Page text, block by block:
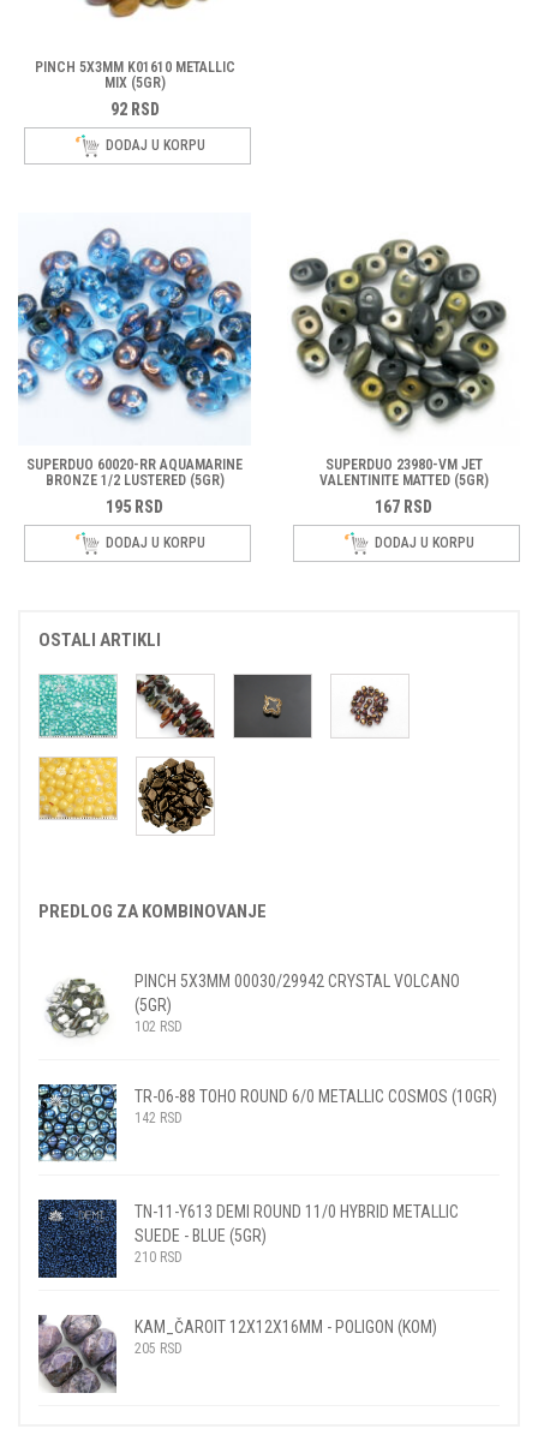
PINCH 5X3MM K01610 METALLIC
MIX (5GR)
92 RSD
DODAJ U KORPU
SUPERDUO 60020-RR AQUAMARINE
BRONZE 1/2 LUSTERED (5GR)
195 RSD
DODAJ U KORPU
SUPERDUO 23980-VM JET
VALENTINITE MATTED (5GR)
167 RSD
DODAJ U KORPU
OSTALI ARTIKLI
PREDLOG ZA KOMBINOVANJE
PINCH 5X3MM 00030/29942 CRYSTAL VOLCANO
(5GR)
102 RSD
TR-06-88 TOHO ROUND 6/0 METALLIC COSMOS (10GR)
142 RSD
TN-11-Y613 DEMI ROUND 11/0 HYBRID METALLIC
SUEDE - BLUE (5GR)
210 RSD
KAM_ČAROIT 12X12X16MM - POLIGON (KOM)
205 RSD